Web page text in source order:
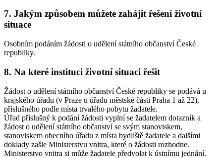
7. Jakým způsobem můžete zahájit řešení životní
situace
Osobním podáním žádosti o udělení státního občanství České
republiky.
8. Na které instituci životní situaci řešit
Žádost o udělení státního občanství České republiky se podává u
krajského úřadu (v Praze u úřadu městské části Praha 1 až 22),
příslušného podle místa trvalého pobytu žadatele.
Úřad příslušný k podání žádosti vyplní se žadatelem dotazník a
žádost o udělení státního občanství se svým stanoviskem,
stanoviskem obecního úřadu z místa bydliště žadatele a dalšími
doklady zašle Ministerstvu vnitra, které o žádosti rozhodne.
Ministerstvo vnitra si může žadatele předvolat k ústnímu jednání.